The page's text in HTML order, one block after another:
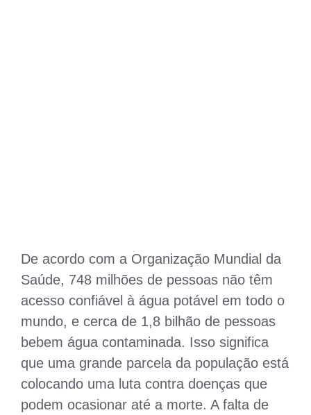
De acordo com a Organização Mundial da
Saúde, 748 milhões de pessoas não têm
acesso confiável à água potável em todo o
mundo, e cerca de 1,8 bilhão de pessoas
bebem água contaminada. Isso significa
que uma grande parcela da população está
colocando uma luta contra doenças que
podem ocasionar até a morte. A falta de